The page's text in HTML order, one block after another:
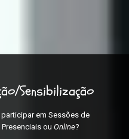
Sensibilização
em Sessões de
ou Online?